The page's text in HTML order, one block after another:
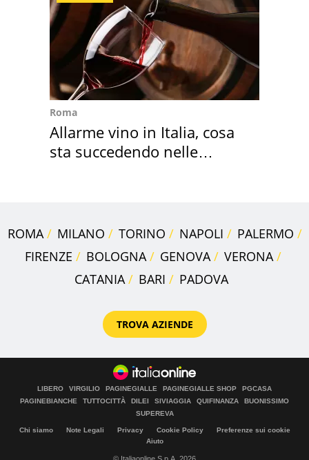
Roma
Allarme vino in Italia, cosa
sta succedendo nelle
ROMA MILANO TORINO NAPOLI
PALERMO
FIRENZE
BOLOGNA GENOVA
VERONA
CATANIA
BARI PADOVA
TROVA AZIENDE
LIBERO VIRGILIO PAGINEGIALLE PAGINEGIALLE SHOP
PGCASA
PAGINEBIANCHE
TUTTOCITTÀ DILEI SIVIAGGIA QUIFINANZA
BUONISSIMO
SUPEREVA
Chi siamo Note Legali Privacy Cookie Policy
Preferenze sui cookie
Aiuto
© Italiaonline S.p.A. 2026